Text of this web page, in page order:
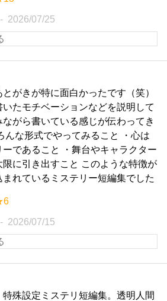
2026/07/25
がきが特に面白かったです（笑）
いたモチベーションなどを説明して
ながら書いている感じが伝わってき
んな形式でやってみること ・心は
であること ・舞台やキャラクター
限に引き出すこと このような特徴が
れているミステリー短編集でした
2026/07/15
殊設定ミステリ短編集。透明人間